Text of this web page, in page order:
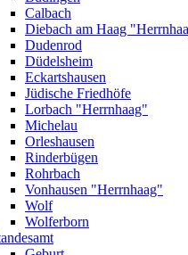
Calbach
Diebach am Haag
Dudenrod
Düdelsheim
Eckartshausen
Jüdische Friedhöfe
Lorbach "Herrnhaag"
Michelau
Orleshausen
Rinderbügen
Rohrbach
Vonhausen "Herrnhaag"
Wolf
Wolferborn